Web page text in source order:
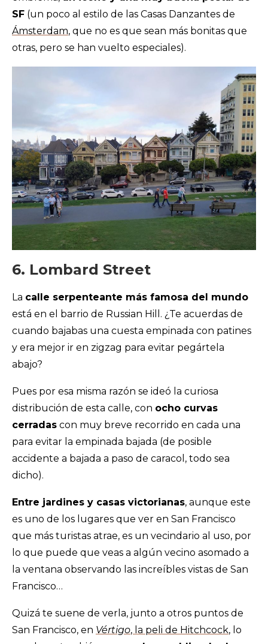
SF (un poco al estilo de las Casas Danzantes de
Ámsterdam, que no es que sean más bonitas que
otras, pero se han vuelto especiales).
6. Lombard Street
La calle serpenteante más famosa del mundo
está en el barrio de Russian Hill. ¿Te acuerdas de
cuando bajabas una cuesta empinada con patines
y era mejor ir en zigzag para evitar pegártela
abajo?
Pues por esa misma razón se ideó la curiosa
distribución de esta calle, con ocho curvas
cerradas con muy breve recorrido en cada una
para evitar la empinada bajada (de posible
accidente a bajada a paso de caracol, todo sea
dicho).
Entre jardines y casas victorianas, aunque este
es uno de los lugares que ver en San Francisco
que más turistas atrae, es un vecindario al uso, por
lo que puede que veas a algún vecino asomado a
la ventana observando las increíbles vistas de San
Francisco…
Quizá te suene de verla, junto a otros puntos de
San Francisco, en Vértigo, la peli de Hitchcock, lo